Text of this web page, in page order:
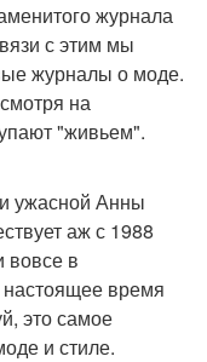
журнала
с этим мы
журналы о моде.
на
"живьем".
ужасной Анны
аж с 1988
вовсе в
время
это самое
и стиле.